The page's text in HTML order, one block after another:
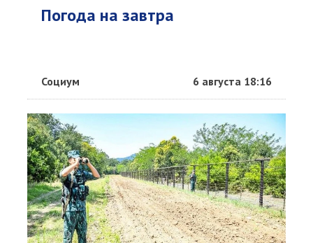
Погода на завтра
Социум 6 августа 18:16